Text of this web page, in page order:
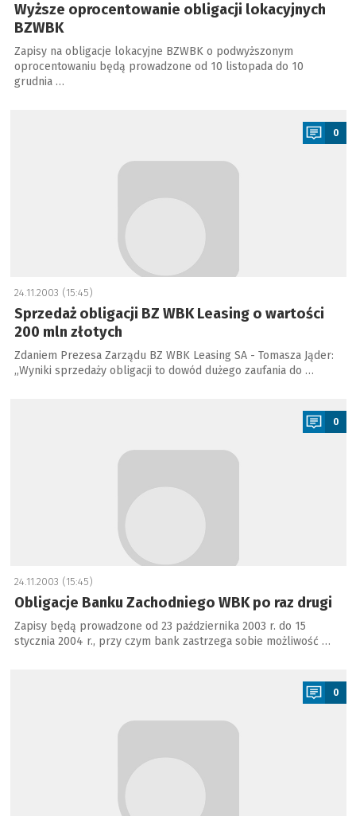
Wyższe oprocentowanie obligacji lokacyjnych
BZWBK
Zapisy na obligacje lokacyjne BZWBK o podwyższonym
oprocentowaniu będą prowadzone od 10 listopada do 10
grudnia …
0
24.11.2003 (15:45)
Sprzedaż obligacji BZ WBK Leasing o wartości
200 mln złotych
Zdaniem Prezesa Zarządu BZ WBK Leasing SA - Tomasza Jąder:
„Wyniki sprzedaży obligacji to dowód dużego zaufania do …
0
24.11.2003 (15:45)
Obligacje Banku Zachodniego WBK po raz drugi
Zapisy będą prowadzone od 23 października 2003 r. do 15
stycznia 2004 r., przy czym bank zastrzega sobie możliwość …
0